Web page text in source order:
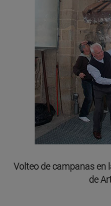
Volteo de campanas en
de